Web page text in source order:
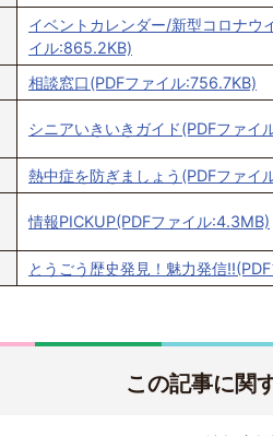
イベントカレンダー/新型コロナウ
イル:865.2KB)
相談窓口(PDFファイル:756.7KB)
シニアいきいきガイド(PDFファイ
熱中症を防ぎましょう(PDFファイ
情報PICKUP(PDFファイル:4.3MB)
とうごう歴史発見！魅力発信
この記事に関